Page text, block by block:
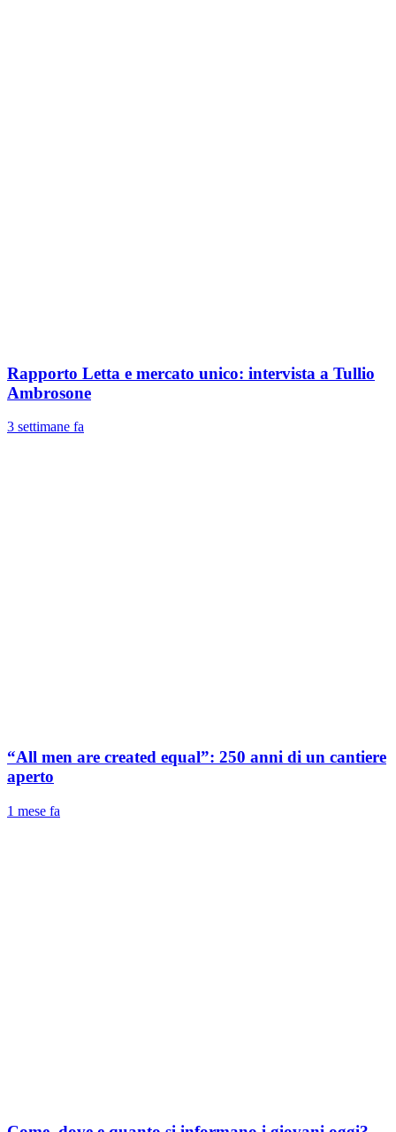
Rapporto Letta e mercato unico: intervista a Tullio
Ambrosone
3 settimane fa
“All men are created equal”: 250 anni di un cantiere
aperto
1 mese fa